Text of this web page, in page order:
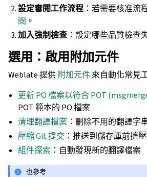
設定審閱工作流程 ：若需要核准流
閱 。
加入強制檢查 ：設定哪些品質檢查
選用：啟用附加元件
Weblate 提供附加元件來自動化常見
更新 PO 檔案以符合 POT
POT 範本的 PO 檔案
清理翻譯檔案 ：刪除不用的翻譯字
壓縮 Git 提交 ：推送到儲存庫前擠
組件探索 ：自動發現新的翻譯檔案
也參考